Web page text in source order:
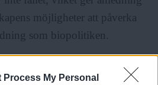
Process My Personal
möjligheter att påverka
som biopolitiken.
Greta politiker i